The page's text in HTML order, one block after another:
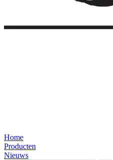
Home
Producten
Nieuws